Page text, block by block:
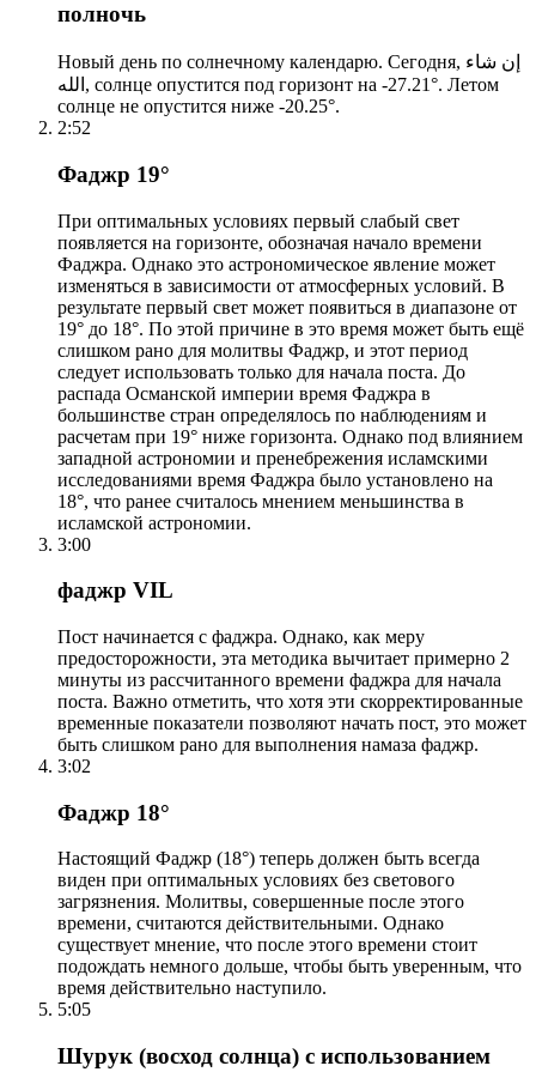
полночь
Новый день по солнечному календарю. Сегодня, إن شاء
الله, солнце опустится под горизонт на -27.21°. Летом
солнце не опустится ниже -20.25°.
2:52
Фаджр 19°
При оптимальных условиях первый слабый свет
появляется на горизонте, обозначая начало времени
Фаджра. Однако это астрономическое явление может
изменяться в зависимости от атмосферных условий. В
результате первый свет может появиться в диапазоне от
19° до 18°. По этой причине в это время может быть ещё
слишком рано для молитвы Фаджр, и этот период
следует использовать только для начала поста. До
распада Османской империи время Фаджра в
большинстве стран определялось по наблюдениям и
расчетам при 19° ниже горизонта. Однако под влиянием
западной астрономии и пренебрежения исламскими
исследованиями время Фаджра было установлено на
18°, что ранее считалось мнением меньшинства в
исламской астрономии.
3:00
фаджр VIL
Пост начинается с фаджра. Однако, как меру
предосторожности, эта методика вычитает примерно 2
минуты из рассчитанного времени фаджра для начала
поста. Важно отметить, что хотя эти скорректированные
временные показатели позволяют начать пост, это может
быть слишком рано для выполнения намаза фаджр.
3:02
Фаджр 18°
Настоящий Фаджр (18°) теперь должен быть всегда
виден при оптимальных условиях без светового
загрязнения. Молитвы, совершенные после этого
времени, считаются действительными. Однако
существует мнение, что после этого времени стоит
подождать немного дольше, чтобы быть уверенным, что
время действительно наступило.
5:05
Шурук (восход солнца) с использованием